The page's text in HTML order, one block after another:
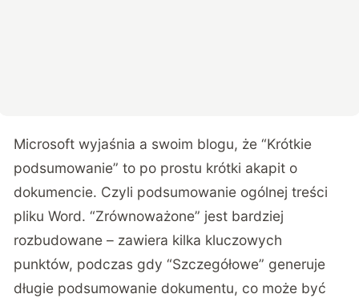
Microsoft wyjaśnia a swoim blogu, że “Krótkie
podsumowanie” to po prostu krótki akapit o
dokumencie. Czyli podsumowanie ogólnej treści
pliku Word. “Zrównoważone” jest bardziej
rozbudowane – zawiera kilka kluczowych
punktów, podczas gdy “Szczegółowe” generuje
długie podsumowanie dokumentu, co może być